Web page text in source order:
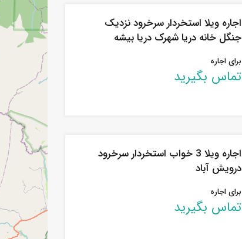
اجاره ویلا استخردار سرخرود نزدیک
جنگل خانه دریا شهرک دریا بیشه
برای اجاره
تماس بگیرید
اجاره ویلا 3 خواب استخردار سرخرود
درویش آباد
برای اجاره
تماس بگیرید